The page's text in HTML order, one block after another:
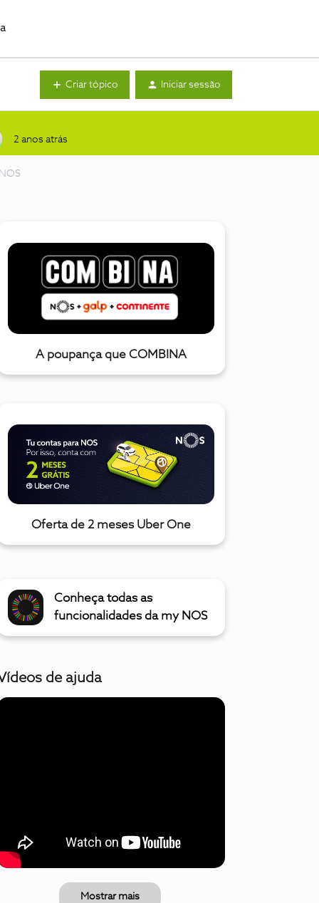
Criar tópico Iniciar sessão
2 anos atrás
A poupança que COMBINA
Oferta de 2 meses Uber One
Conheça todas as
funcionalidades da my NOS
de ajuda
Mostrar mais